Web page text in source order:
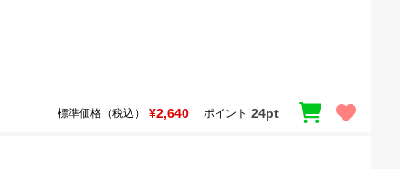
標準価格（税込） ¥2,640 ポイント 24pt